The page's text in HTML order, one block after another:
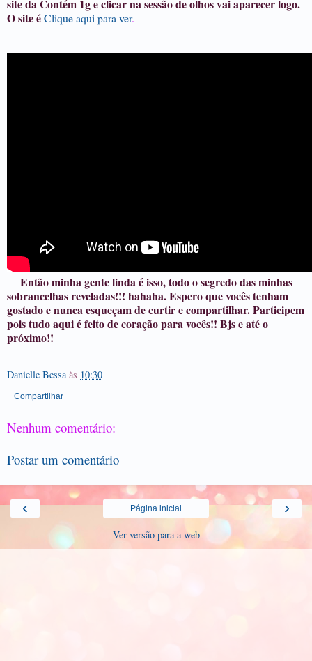
site da Contém 1g e clicar na sessão de olhos vai aparecer logo.
O site éClique aqui para ver.
Então minha gente linda é isso, todo o segredo das minhas
sobrancelhas reveladas!!! hahaha. Espero que vocês tenham
gostado e nunca esqueçam de curtir e compartilhar. Participem
pois tudo aqui é feito de coração para vocês!! Bjs e até o
próximo!!
Danielle Bessa às 10:30
Compartilhar
Nenhum comentário:
Postar um comentário
‹ ›
Página inicial
Ver versão para a web